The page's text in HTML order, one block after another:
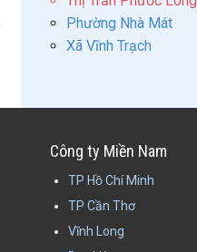
Phường Nhà Mát
Xã Vĩnh Trạch
Công ty Miền Nam
TP Hồ Chí Minh
TP Cần Thơ
Vĩnh Long